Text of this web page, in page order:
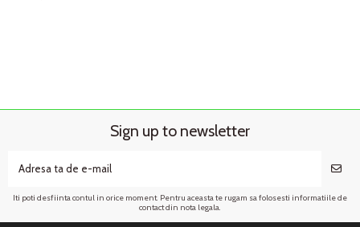
Sign up to newsletter
Iti poti desfiinta contul in orice moment. Pentru aceasta te rugam sa folosesti informatiile de
contact din nota legala.